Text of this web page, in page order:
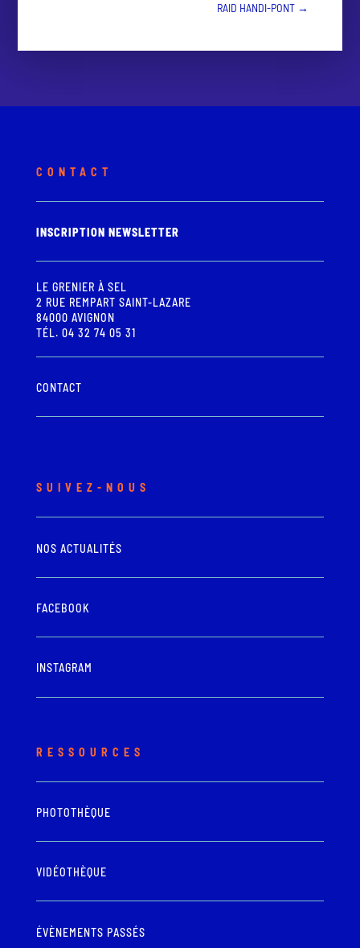
RAID HANDI-PONT→
CONTACT
INSCRIPTION NEWSLETTER
LE GRENIER À SEL
2 RUE REMPART SAINT-LAZARE
84000 AVIGNON
TÉL. 04 32 74 05 31
CONTACT
SUIVEZ-NOUS
NOS ACTUALITÉS
FACEBOOK
INSTAGRAM
RESSOURCES
PHOTOTHÈQUE
VIDÉOTHÈQUE
ÉVÈNEMENTS PASSÉS